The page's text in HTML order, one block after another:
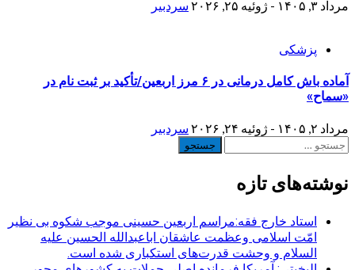
مرداد ۳, ۱۴۰۵ - ژوئیه ۲۵, ۲۰۲۶ سردبیر
پزشکی
آماده باش کامل درمانی در ۶ مرز اربعین/تأکید بر ثبت نام در
«سماح»
مرداد ۲, ۱۴۰۵ - ژوئیه ۲۴, ۲۰۲۶
سردبیر
جستجو
نوشته‌های تازه
استاد خارج فقه:مراسم اربعین حسینی موجب شکوه بی نظیر
امّت اسلامی وعظمت عاشقان اباعبدالله الحسین علیه
السلام و وحشت قدرت‌های استکباری شده است.